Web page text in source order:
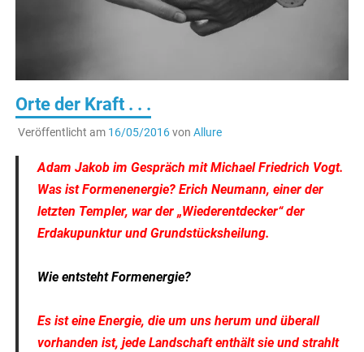
Orte der Kraft . . .
Veröffentlicht am 16/05/2016von Allure
Adam Jakob im Gespräch mit Michael Friedrich Vogt.
Was ist Formenenergie? Erich Neumann, einer der
letzten Templer, war der „Wiederentdecker“ der
Erdakupunktur und Grundstücksheilung.
Wie entsteht Formenergie?
Es ist eine Energie, die um uns herum und überall
vorhanden ist, jede Landschaft enthält sie und strahlt